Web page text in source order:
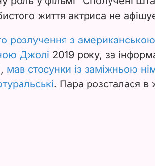
життя актриса не
розлучення з американською
Джолі 2019 року, за
мав стосунки із заміжньою
. Пара розсталася в